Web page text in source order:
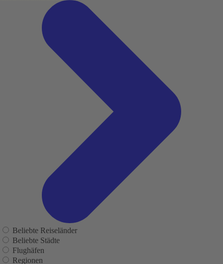
Beliebte Reiseländer
Beliebte Städte
Flughäfen
Regionen